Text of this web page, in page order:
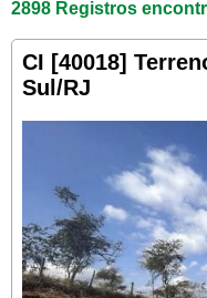
2898 Registros
CI [40018]
Sul/RJ